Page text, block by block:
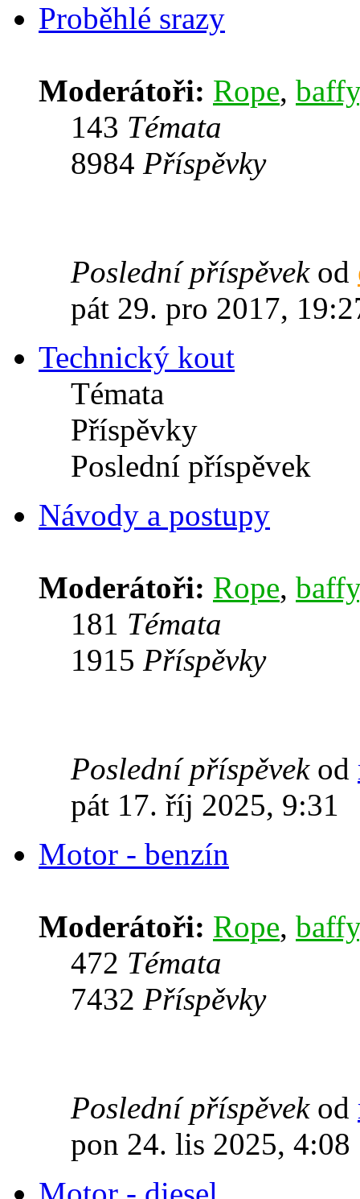
Proběhlé srazy
Moderátoři: Rope, baffy
143 Témata
8984 Příspěvky
Poslední příspěvekod
pát 29. pro 2017,
Technický kout
Témata
Příspěvky
Poslední příspěvek
Návody a postupy
Moderátoři: Rope, baffy
181 Témata
1915 Příspěvky
Poslední příspěvekod
pát 17. říj 2025, 9:31
Motor - benzín
Moderátoři: Rope, baffy
472 Témata
7432 Příspěvky
Poslední příspěvekod
pon 24. lis 2025, 4:08